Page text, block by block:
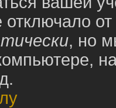
отключало
, но